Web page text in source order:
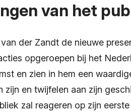
van het
der Zandt de nieuwe
opgeroepen bij het
en zien in hem een
zijn en twijfelen aan zijn
zal reageren op zijn